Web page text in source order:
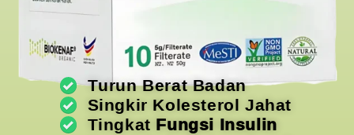
Turun Berat Badan
Singkir Kolesterol Jahat
Tingkat Fungsi Insulin